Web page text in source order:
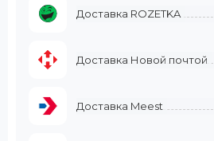
Доставка ROZETKA
Доставка Новой почтой
Доставка Meest